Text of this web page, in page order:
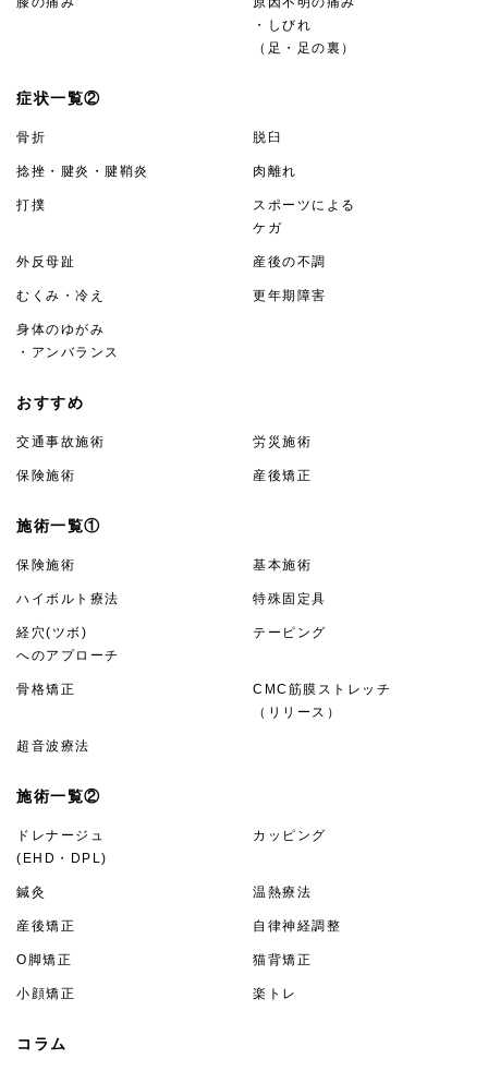
・しびれ
（足・足の裏）
症状一覧②
骨折 脱臼
捻挫・腱炎・腱鞘炎 肉離れ
打撲
スポーツによる
ケガ
外反母趾 産後の不調
むくみ・冷え 更年期障害
身体のゆがみ
・アンバランス
おすすめ
交通事故施術 労災施術
保険施術 産後矯正
施術一覧①
保険施術 基本施術
ハイボルト療法 特殊固定具
経穴(ツボ)
へのアプローチ
テーピング
骨格矯正
CMC筋膜ストレッチ
（リリース）
超音波療法
施術一覧②
ドレナージュ
(EHD・DPL)
カッピング
鍼灸 温熱療法
産後矯正 自律神経調整
O脚矯正 猫背矯正
小顔矯正 楽トレ
コラム